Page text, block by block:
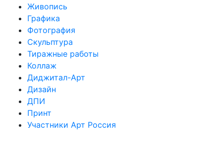
Живопись
Графика
Фотография
Скульптура
Тиражные работы
Коллаж
Диджитал-Арт
Дизайн
ДПИ
Принт
Участники Арт Россия